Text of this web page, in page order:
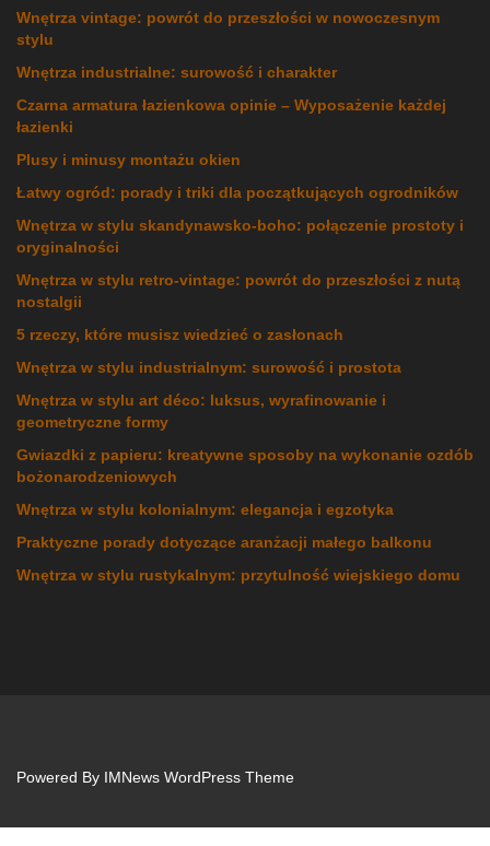
Wnętrza vintage: powrót do przeszłości w nowoczesnym
stylu
Wnętrza industrialne: surowość i charakter
Czarna armatura łazienkowa opinie – Wyposażenie każdej
łazienki
Plusy i minusy montażu okien
Łatwy ogród: porady i triki dla początkujących ogrodników
Wnętrza w stylu skandynawsko-boho: połączenie prostoty i
oryginalności
Wnętrza w stylu retro-vintage: powrót do przeszłości z nutą
nostalgii
5 rzeczy, które musisz wiedzieć o zasłonach
Wnętrza w stylu industrialnym: surowość i prostota
Wnętrza w stylu art déco: luksus, wyrafinowanie i
geometryczne formy
Gwiazdki z papieru: kreatywne sposoby na wykonanie ozdób
bożonarodzeniowych
Wnętrza w stylu kolonialnym: elegancja i egzotyka
Praktyczne porady dotyczące aranżacji małego balkonu
Wnętrza w stylu rustykalnym: przytulność wiejskiego domu
Powered By IMNews WordPress Theme